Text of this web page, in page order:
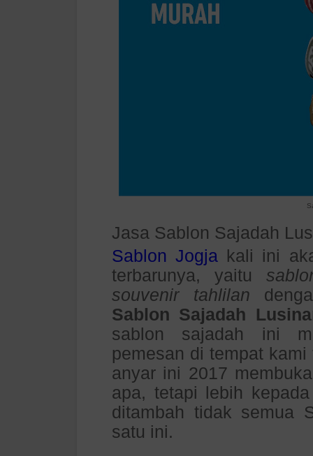
Jasa Sablon Sajadah
Sablon Jogja kali ini
terbarunya, yaitu
souvenir tahlilan
Sablon Sajadah
sablon sajadah ini
pemesan di tempat
anyar ini 2017
apa, tetapi lebih
ditambah tidak semua
satu ini.